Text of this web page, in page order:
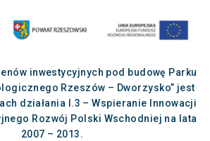
inwestycyjnych pod budowę Parku
Rzeszów – Dworzysko” jest
działania I.3 – Wspieranie Innowacji
Rozwój Polski Wschodniej na lata
2007 – 2013.